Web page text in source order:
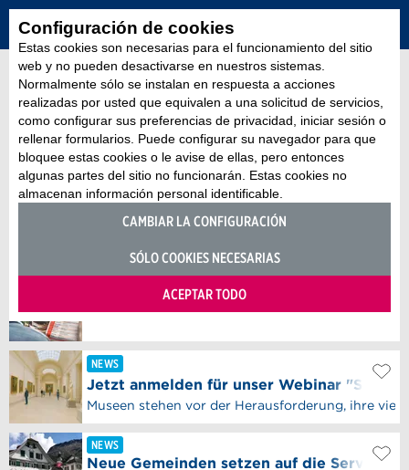
Configuración de cookies
Estas cookies son necesarias para el funcionamiento del sitio
web y no pueden desactivarse en nuestros sistemas.
Normalmente sólo se instalan en respuesta a acciones
realizadas por usted que equivalen a una solicitud de servicios,
como configurar sus preferencias de privacidad, iniciar sesión o
rellenar formularios. Puede configurar su navegador para que
bloquee estas cookies o le avise de ellas, pero entonces
algunas partes del sitio no funcionarán. Estas cookies no
almacenan información personal identificable.
CAMBIAR LA CONFIGURACIÓN
SÓLO COOKIES NECESARIAS
ACEPTAR TODO